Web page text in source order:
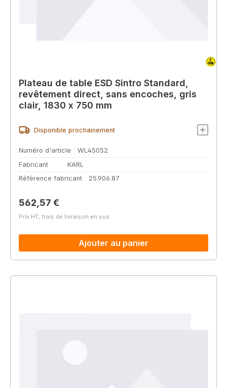
Plateau de table ESD Sintro Standard,
revêtement direct, sans encoches, gris
clair, 1830 x 750 mm
Disponible prochainement
Numéro d'article
WL45052
Fabricant
KARL
Référence fabricant
25.906.87
Prix régulier :
562,57 €
Prix HT, frais de livraison en sus
Ajouter au panier